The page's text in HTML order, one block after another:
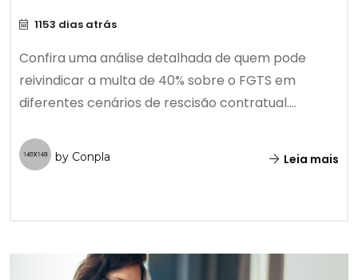
1153 dias atrás
Confira uma análise detalhada de quem pode
reivindicar a multa de 40% sobre o FGTS em
diferentes cenários de rescisão contratual....
by Conpla Leia mais